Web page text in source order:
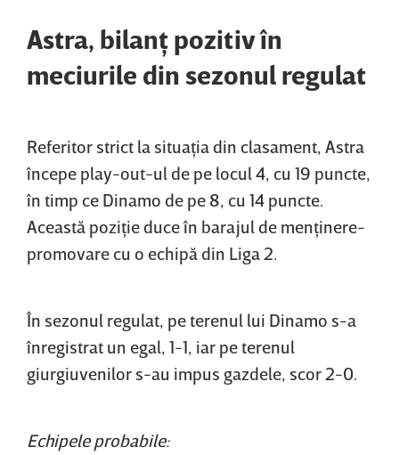
Astra, bilanţ pozitiv în
meciurile din sezonul regulat
Referitor strict la situaţia din clasament, Astra
începe play-out-ul de pe locul 4, cu 19 puncte,
în timp ce Dinamo de pe 8, cu 14 puncte.
Această poziţie duce în barajul de menţinere-
promovare cu o echipă din Liga 2.
În sezonul regulat, pe terenul lui Dinamo s-a
înregistrat un egal, 1-1, iar pe terenul
giurgiuvenilor s-au impus gazdele, scor 2-0.
Echipele probabile: